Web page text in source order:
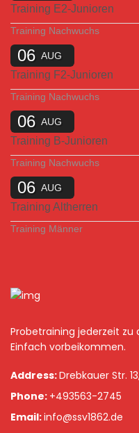
Training E2-Junioren
Training Nachwuchs
06 AUG
Training F2-Junioren
Training Nachwuchs
06 AUG
Training B-Junioren
Training Nachwuchs
06 AUG
Training Altherren
Training Männer
Probetraining jederzeit zu
Einfach vorbeikommen.
Address:Drebkauer Str.
Phone: +493563-2745
Email:info@ssv1862.de